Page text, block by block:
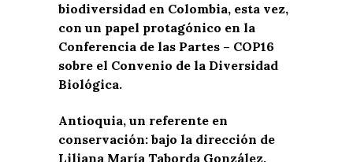
biodiversidad en Colombia, esta vez,
con un papel protagónico en la
Conferencia de las Partes – COP16
sobre el Convenio de la Diversidad
Biológica.
Antioquia, un referente en
conservación: bajo la dirección de
Liliana María Taborda González,